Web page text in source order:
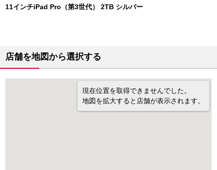
11インチiPad Pro（第3世代） 2TB シルバー
店舗を地図から選択する
現在位置を取得できませんでした。
地図を拡大すると店舗が表示されます。